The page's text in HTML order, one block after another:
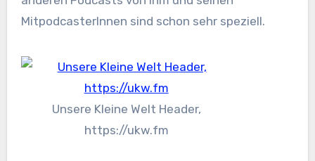
MitpodcasterInnen sind schon sehr speziell.
Unsere Kleine Welt Header,
https://ukw.fm